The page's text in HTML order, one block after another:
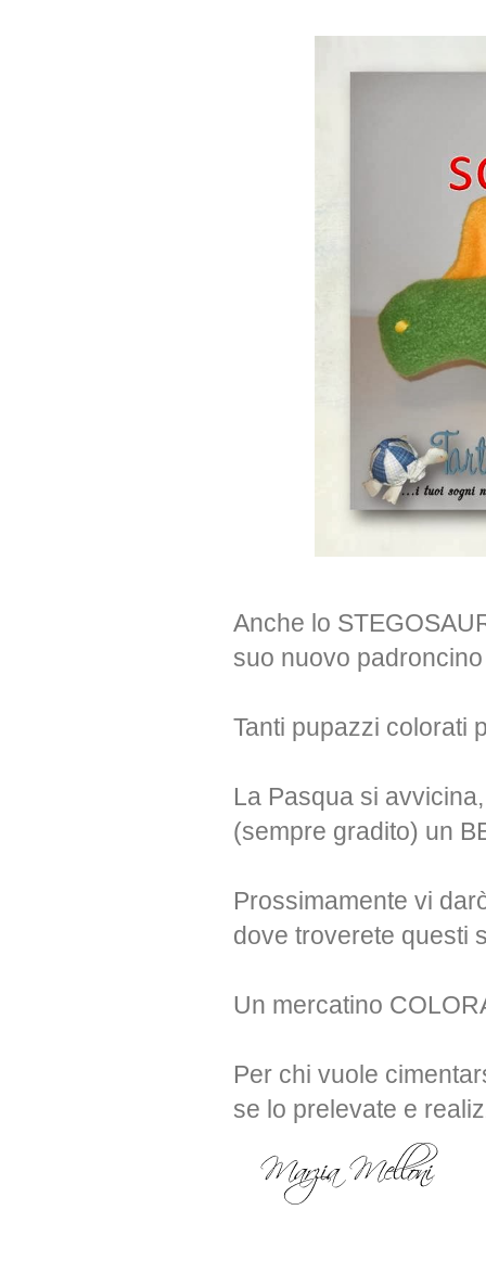
Anche lo
suo nuovo
Tanti pupazzi colorati
La Pasqua si
(sempre gradito) un
Prossimamente vi
dove troverete questi
Un mercatino
Per chi vuole
se lo prelevate e